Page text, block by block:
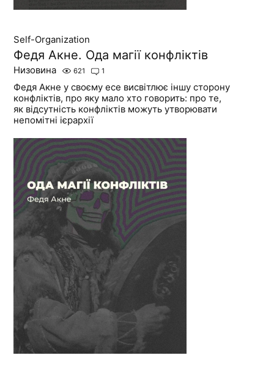
Self-Organization
Федя Акне. Ода магії конфліктів
Низовина 621 1
Федя Акне у своєму есе висвітлює іншу сторону
конфліктів, про яку мало хто говорить: про те,
як відсутність конфліктів можуть утворювати
непомітні ієрархії